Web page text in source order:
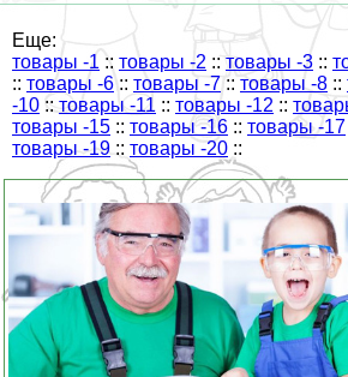
Еще:
товары -1 :: товары -2 :: товары -3 ::
:: товары -6 :: товары -7:: товары -8 ::
-10 :: товары -11 :: товары -12 ::
товары -15 :: товары -16 :: товары -17
товары -19 :: товары -20 ::